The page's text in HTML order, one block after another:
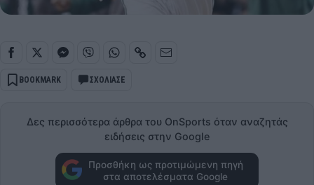
BOOKMARK ΣΧΟΛΙΑΣΕ
Δες περισσότερα άρθρα του OnSports όταν αναζητάς
ειδήσεις στην Google
Προσθήκη ως προτιμώμενη πηγή
στα αποτελέσματα Google